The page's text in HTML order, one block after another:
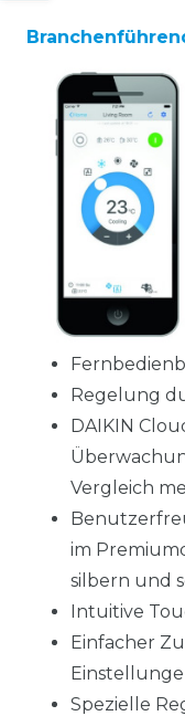
Regelung
DAIKIN
Vergleich
im
silbern und
Intuitive
Einfacher
Spezielle